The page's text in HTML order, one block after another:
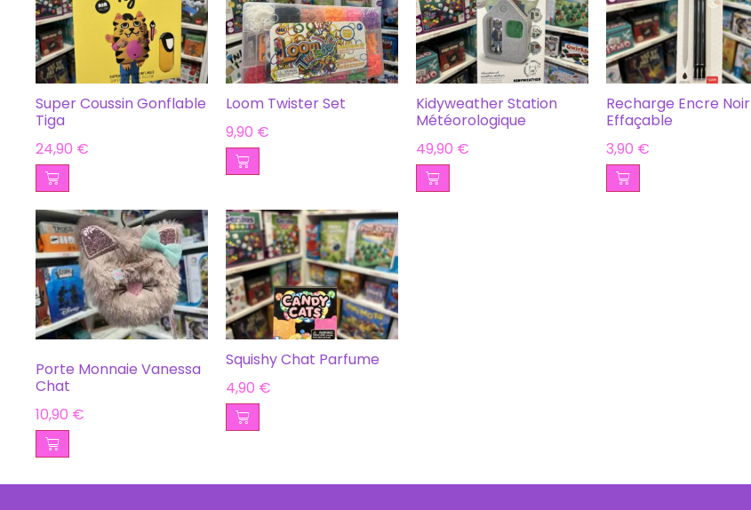
Super Coussin Gonflable
Tiga
24,90 €
Loom Twister Set
9,90 €
Kidyweather Station
Météorologique
49,90 €
Recharge Encre Noir
Effaçable
3,90 €
Porte Monnaie Vanessa
Chat
10,90 €
Squishy Chat Parfume
4,90 €